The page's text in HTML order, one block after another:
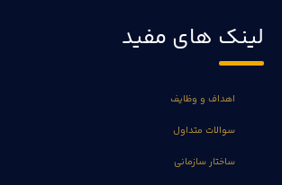
لینک های مفید
اهداف و وظایف
سوالات متداول
ساختار سازمانی